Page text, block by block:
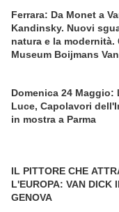
Ferrara: Da Monet a
Kandinsky. Nuovi
natura e la modernità.
Museum Boijmans
Domenica 24 Maggio:
Luce, Capolavori
in mostra a Parma
IL PITTORE CHE ATTRAVERSO'
L'EUROPA: VAN DICK
GENOVA